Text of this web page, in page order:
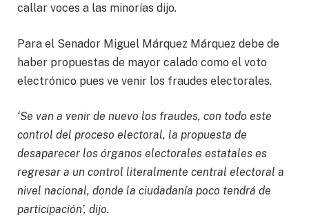
callar voces a las minorías dijo.
Para el Senador Miguel Márquez Márquez debe de
haber propuestas de mayor calado como el voto
electrónico pues ve venir los fraudes electorales.
‘Se van a venir de nuevo los fraudes, con todo este
control del proceso electoral, la propuesta de
desaparecer los órganos electorales estatales es
regresar a un control literalmente central electoral a
nivel nacional, donde la ciudadanía poco tendrá de
participación’, dijo.